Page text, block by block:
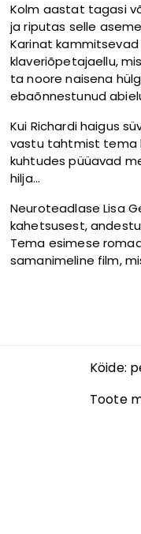
Kolm aastat tagasi
ja riputas selle
Karinat
klaveriõpetajaellu,
ta noore naisena
ebaõnnestunud
Kui Richardi haigus
vastu tahtmist tema
kuhtudes püüavad
hilja…
Neuroteadlase Lisa
kahetsusest,
Tema esimese
samanimeline film,
Köide:
Toote